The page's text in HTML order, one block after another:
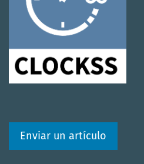
Enviar un artículo